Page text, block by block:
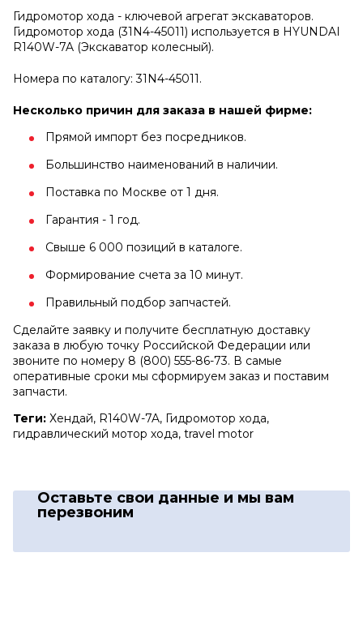
Гидромотор хода - ключевой агрегат экскаваторов.
Гидромотор хода (31N4-45011) используется в HYUNDAI
R140W-7A (Экскаватор колесный).
Номера по каталогу: 31N4-45011.
Несколько причин для заказа в нашей фирме:
Прямой импорт без посредников.
Большинство наименований в наличии.
Поставка по Москве от 1 дня.
Гарантия - 1 год.
Свыше 6 000 позиций в каталоге.
Формирование счета за 10 минут.
Правильный подбор запчастей.
Сделайте заявку и получите бесплатную доставку
заказа в любую точку Российской Федерации или
звоните по номеру 8 (800) 555-86-73. В самые
оперативные сроки мы сформируем заказ и поставим
запчасти.
Теги: Хендай, R140W-7A, Гидромотор хода,
гидравлический мотор хода, travel motor
Оставьте свои данные и мы вам
перезвоним